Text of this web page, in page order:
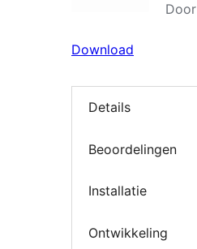
Door
Download
Details
Beoordelingen
Installatie
Ontwikkeling